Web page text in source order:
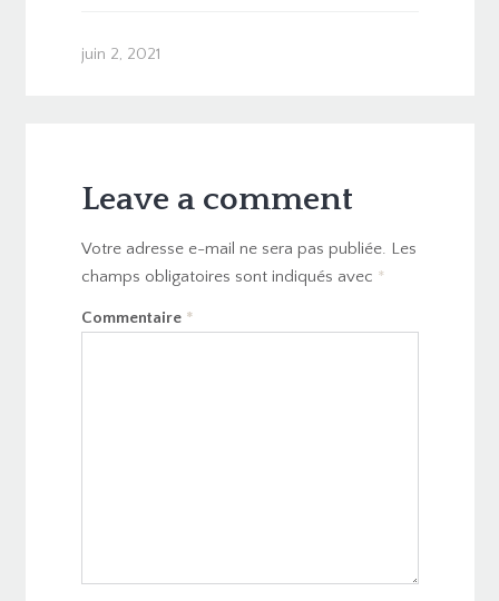
juin 2, 2021
Leave a comment
Votre adresse e-mail ne sera pas publiée. Les
champs obligatoires sont indiqués avec *
Commentaire *